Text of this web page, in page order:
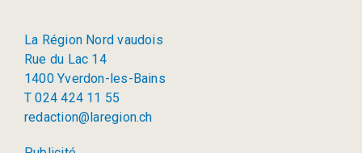
La Région Nord vaudois
Rue du Lac 14
1400 Yverdon-les-Bains
T 024 424 11 55
redaction@laregion.ch